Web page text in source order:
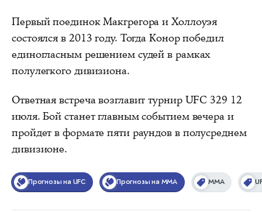
Первый поединок Макгрегора и Холлоуэя
состоялся в 2013 году. Тогда Конор победил
единогласным решением судей в рамках
полулегкого дивизиона.
Ответная встреча возглавит турнир UFC 329 12
июля. Бой станет главным событием вечера и
пройдет в формате пяти раундов в полусреднем
дивизионе.
Прогнозы на UFC Прогнозы на MMA ММА